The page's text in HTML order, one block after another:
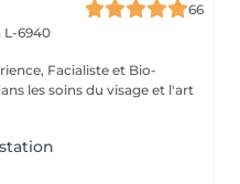
66
L-6940
Facialiste et Bio-
les soins du visage et l'art